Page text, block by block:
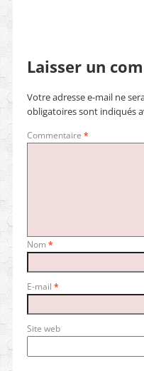
Laisser un
Votre adresse e-mail ne
obligatoires sont indiqués
Commentaire *
Nom *
E-mail *
Site web